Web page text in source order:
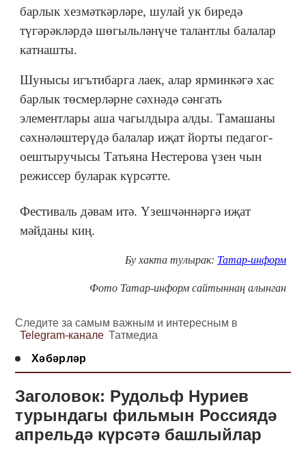
барлык хезмәткәрләре, шулай ук биредә
түгәрәкләрдә шөгыльләнүче талантлы балалар
катнашты.
Шунысы игътибарга лаек, алар ярминкәгә хас
барлык төсмерләрне сәхнәдә сәнгать
элементлары аша чагылдыра алды. Тамашаны
сәхнәләштерүдә балалар иҗат йорты педагог-
оештыручысы Татьяна Нестерова үзен чын
режиссер буларак күрсәтте.
Фестиваль дәвам итә. Үзешчәннәргә иҗат
мәйданы киң.
Бу хакта тулырак: Татар-информ
Фото Татар-информ сайтыннаң алынган
Следите за самым важным и интересным в
Telegram-канале Татмедиа
Хәбәрләр
Заголовок: Рудольф Нуриев
турындагы фильмын Россиядә
апрельдә күрсәтә башлыйлар